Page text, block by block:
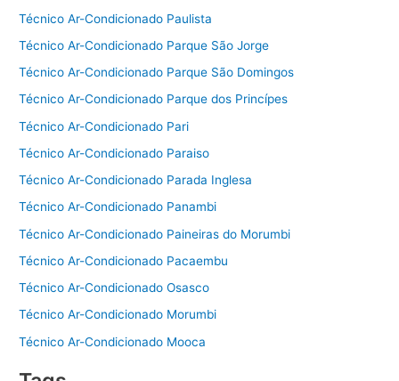
Técnico Ar-Condicionado Paulista
Técnico Ar-Condicionado Parque São Jorge
Técnico Ar-Condicionado Parque São Domingos
Técnico Ar-Condicionado Parque dos Princípes
Técnico Ar-Condicionado Pari
Técnico Ar-Condicionado Paraiso
Técnico Ar-Condicionado Parada Inglesa
Técnico Ar-Condicionado Panambi
Técnico Ar-Condicionado Paineiras do Morumbi
Técnico Ar-Condicionado Pacaembu
Técnico Ar-Condicionado Osasco
Técnico Ar-Condicionado Morumbi
Técnico Ar-Condicionado Mooca